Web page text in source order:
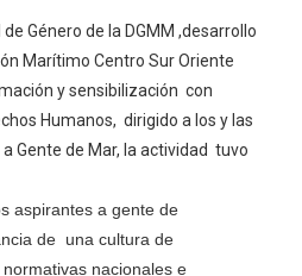
Género de la DGMM ,desarrollo
Marítimo Centro Sur Oriente
y sensibilización con
Humanos, dirigido a los y las
Gente de Mar, la actividad tuvo
aspirantes a gente de
de una cultura de
nacionales e